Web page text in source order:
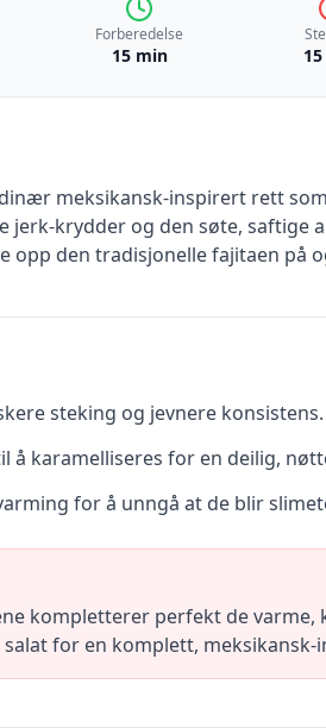
Forberedelse
15 min
meksikansk-inspirert rett
jerk-krydder og den søte, saftige
den tradisjonelle fajitaen på
steking og jevnere konsistens.
å karamelliseres for en deilig,
for å unngå at de blir
kompletterer perfekt de
for en komplett,